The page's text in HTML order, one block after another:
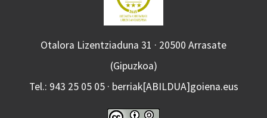
Otalora Lizentziaduna 31 · 20500 Arrasate
(Gipuzkoa)
Tel.: 943 25 05 05 · berriak[ABILDUA]goiena.eus